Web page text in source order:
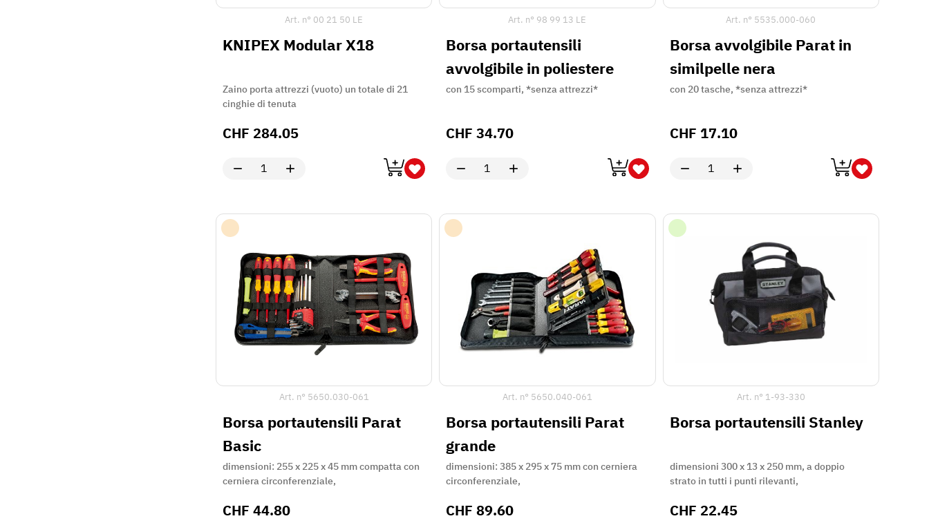
Art. n° 00 21 50 LE
KNIPEX Modular X18
Zaino porta attrezzi (vuoto) un totale di 21
cinghie di tenuta
CHF 284.05
Art. n° 98 99 13 LE
Borsa portautensili
avvolgibile in poliestere
con 15 scomparti, *senza attrezzi*
CHF 34.70
Art. n° 5535.000-060
Borsa avvolgibile Parat in
similpelle nera
con 20 tasche, *senza attrezzi*
CHF 17.10
Art. n° 5650.030-061
Borsa portautensili Parat
Basic
dimensioni: 255 x 225 x 45 mm compatta con
cerniera circonferenziale,
CHF 44.80
Art. n° 5650.040-061
Borsa portautensili Parat
grande
dimensioni: 385 x 295 x 75 mm con cerniera
circonferenziale,
CHF 89.60
Art. n° 1-93-330
Borsa portautensili Stanley
dimensioni 300 x 13 x 250 mm, a doppio
strato in tutti i punti rilevanti,
CHF 22.45